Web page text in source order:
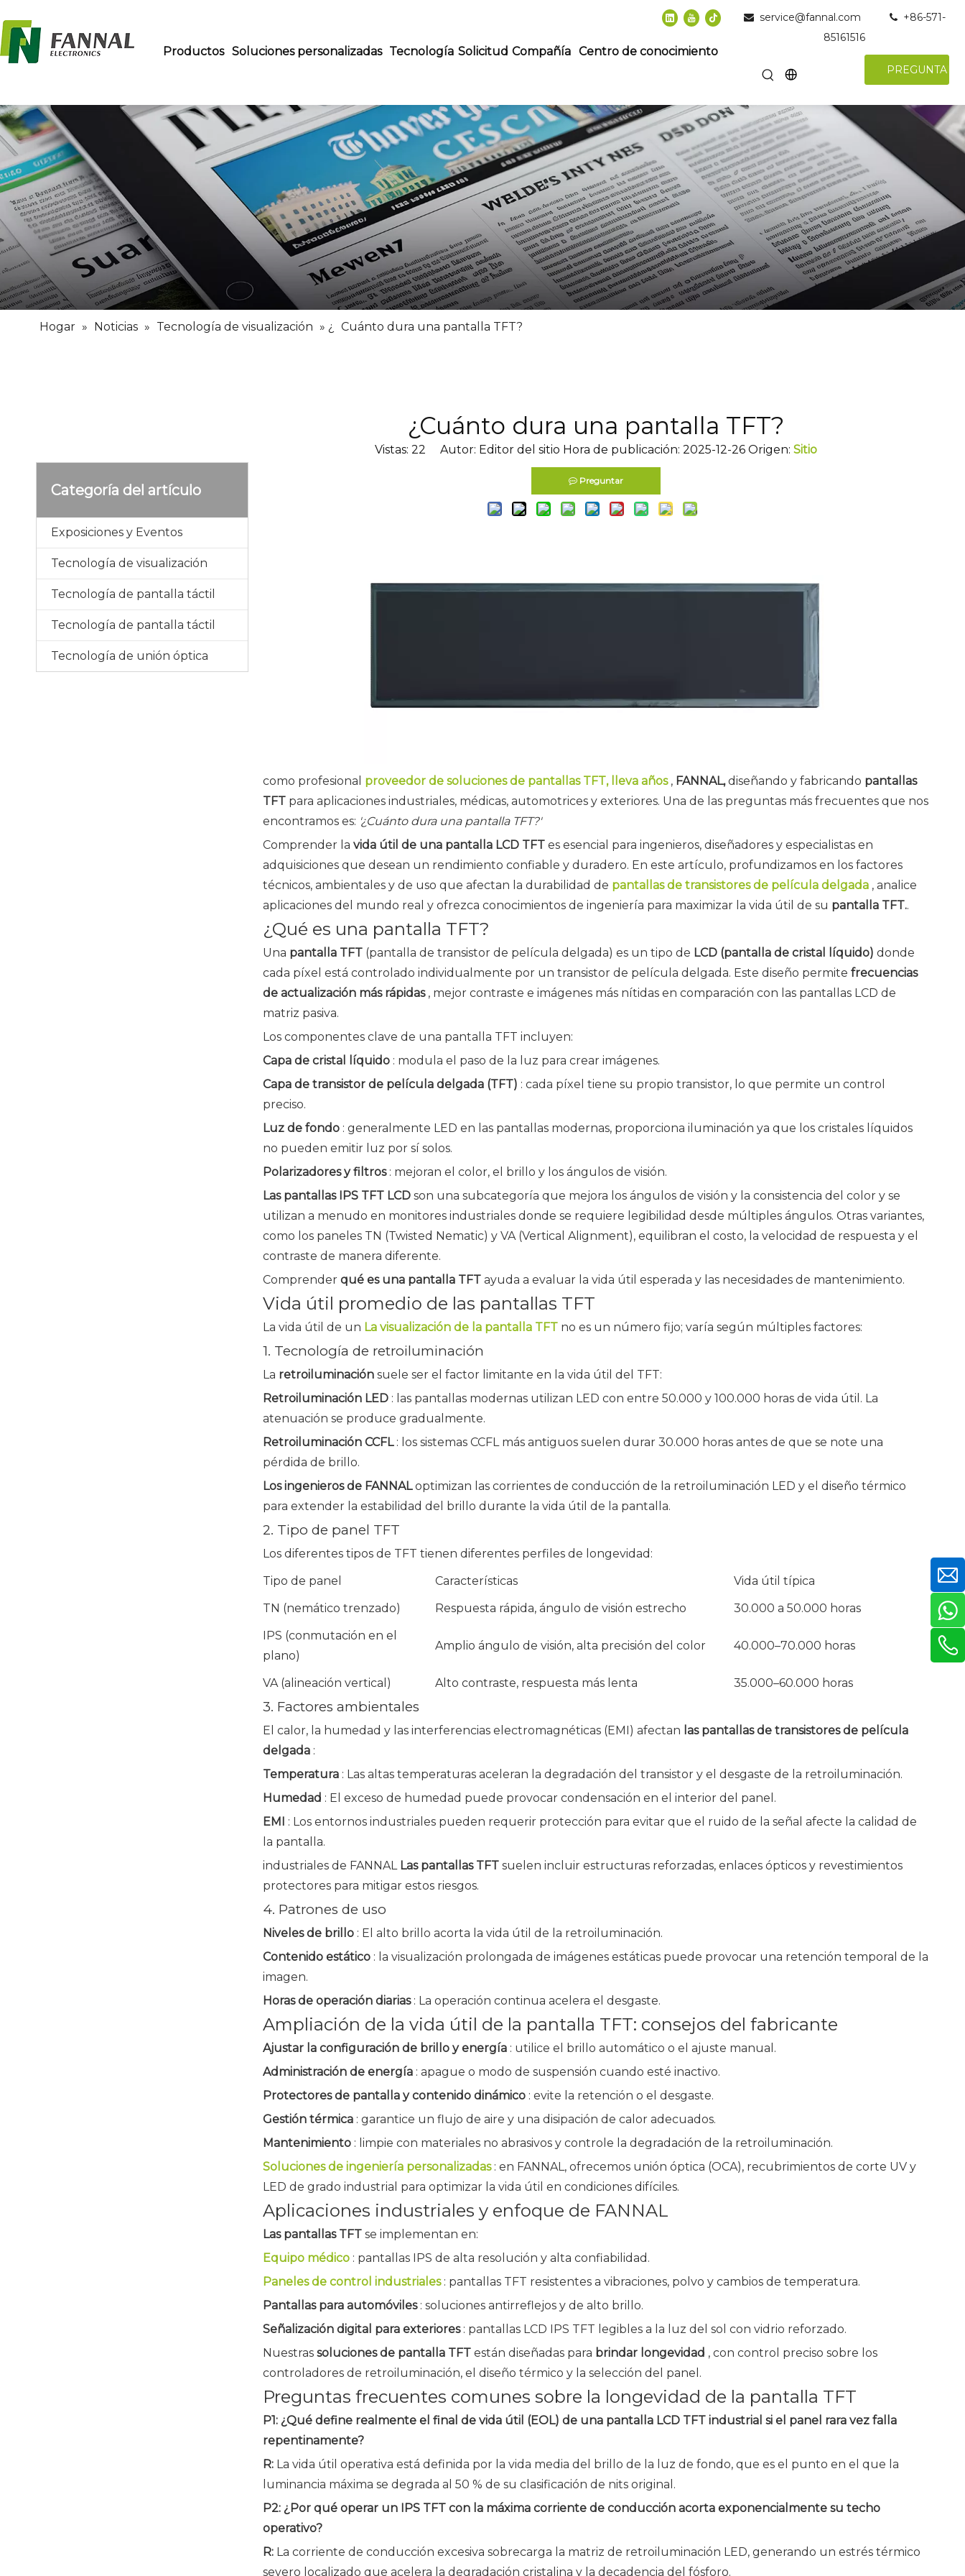
Productos Soluciones personalizadas Tecnología Solicitud Compañía Centro de conocimiento
 service@fannal.com +86-571-
85161516
PREGUNTAR
Hogar » Noticias » Tecnología de visualización » ¿ Cuánto dura una pantalla TFT?
Categoría del artículo
Exposiciones y Eventos
Tecnología de visualización
Tecnología de pantalla táctil
Tecnología de pantalla táctil
Tecnología de unión óptica
¿Cuánto dura una pantalla TFT?
Vistas: 22 Autor: Editor del sitio Hora de publicación: 2025-12-26 Origen: Sitio
Preguntar
como profesional proveedor de soluciones de pantallas TFT, lleva años , FANNAL,diseñando y fabricando pantallas
TFT para aplicaciones industriales, médicas, automotrices y exteriores. Una de las preguntas más frecuentes que nos
encontramos es: '¿Cuánto dura una pantalla TFT?'
Comprender la vida útil de una pantalla LCD TFT es esencial para ingenieros, diseñadores y especialistas en
adquisiciones que desean un rendimiento confiable y duradero. En este artículo, profundizamos en los factores
técnicos, ambientales y de uso que afectan la durabilidad de pantallas de transistores de película delgada , analice
aplicaciones del mundo real y ofrezca conocimientos de ingeniería para maximizar la vida útil de su pantalla TFT..
¿Qué es una pantalla TFT?
Una pantalla TFT (pantalla de transistor de película delgada) es un tipo de LCD (pantalla de cristal líquido) donde
cada píxel está controlado individualmente por un transistor de película delgada. Este diseño permite frecuencias
de actualización más rápidas , mejor contraste e imágenes más nítidas en comparación con las pantallas LCD de
matriz pasiva.
Los componentes clave de una pantalla TFT incluyen:
Capa de cristal líquido : modula el paso de la luz para crear imágenes.
Capa de transistor de película delgada (TFT) : cada píxel tiene su propio transistor, lo que permite un control
preciso.
Luz de fondo : generalmente LED en las pantallas modernas, proporciona iluminación ya que los cristales líquidos
no pueden emitir luz por sí solos.
Polarizadores y filtros : mejoran el color, el brillo y los ángulos de visión.
Las pantallas IPS TFT LCD son una subcategoría que mejora los ángulos de visión y la consistencia del color y se
utilizan a menudo en monitores industriales donde se requiere legibilidad desde múltiples ángulos. Otras variantes,
como los paneles TN (Twisted Nematic) y VA (Vertical Alignment), equilibran el costo, la velocidad de respuesta y el
contraste de manera diferente.
Comprender qué es una pantalla TFT ayuda a evaluar la vida útil esperada y las necesidades de mantenimiento.
Vida útil promedio de las pantallas TFT
La vida útil de un La visualización de la pantalla TFT no es un número fijo; varía según múltiples factores:
1. Tecnología de retroiluminación
La retroiluminación suele ser el factor limitante en la vida útil del TFT:
Retroiluminación LED : las pantallas modernas utilizan LED con entre 50.000 y 100.000 horas de vida útil. La
atenuación se produce gradualmente.
Retroiluminación CCFL : los sistemas CCFL más antiguos suelen durar 30.000 horas antes de que se note una
pérdida de brillo.
Los ingenieros de FANNALoptimizan las corrientes de conducción de la retroiluminación LED y el diseño térmico
para extender la estabilidad del brillo durante la vida útil de la pantalla.
2. Tipo de panel TFT
Los diferentes tipos de TFT tienen diferentes perfiles de longevidad:
Tipo de panel
Características
Vida útil típica
TN (nemático trenzado)
Respuesta rápida, ángulo de visión estrecho
30.000 a 50.000 horas
IPS (conmutación en el
plano)
Amplio ángulo de visión, alta precisión del color 40.000–70.000 horas
VA (alineación vertical) Alto contraste, respuesta más lenta 35.000–60.000 horas
3. Factores ambientales
El calor, la humedad y las interferencias electromagnéticas (EMI) afectan las pantallas de transistores de película
delgada :
Temperatura : Las altas temperaturas aceleran la degradación del transistor y el desgaste de la retroiluminación.
Humedad : El exceso de humedad puede provocar condensación en el interior del panel.
EMI : Los entornos industriales pueden requerir protección para evitar que el ruido de la señal afecte la calidad de
la pantalla.
industriales de FANNAL Las pantallas TFT suelen incluir estructuras reforzadas, enlaces ópticos y revestimientos
protectores para mitigar estos riesgos.
4. Patrones de uso
Niveles de brillo : El alto brillo acorta la vida útil de la retroiluminación.
Contenido estático : la visualización prolongada de imágenes estáticas puede provocar una retención temporal de la
imagen.
Horas de operación diarias : La operación continua acelera el desgaste.
Ampliación de la vida útil de la pantalla TFT: consejos del fabricante
Ajustar la configuración de brillo y energía : utilice el brillo automático o el ajuste manual.
Administración de energía : apague o modo de suspensión cuando esté inactivo.
Protectores de pantalla y contenido dinámico : evite la retención o el desgaste.
Gestión térmica : garantice un flujo de aire y una disipación de calor adecuados.
Mantenimiento : limpie con materiales no abrasivos y controle la degradación de la retroiluminación.
Soluciones de ingeniería personalizadas : en FANNAL, ofrecemos unión óptica (OCA), recubrimientos de corte UV y
LED de grado industrial para optimizar la vida útil en condiciones difíciles.
Aplicaciones industriales y enfoque de FANNAL
Las pantallas TFT se implementan en:
Equipo médico : pantallas IPS de alta resolución y alta confiabilidad.
Paneles de control industriales : pantallas TFT resistentes a vibraciones, polvo y cambios de temperatura.
Pantallas para automóviles : soluciones antirreflejos y de alto brillo.
Señalización digital para exteriores : pantallas LCD IPS TFT legibles a la luz del sol con vidrio reforzado.
Nuestras soluciones de pantalla TFT están diseñadas para brindar longevidad , con control preciso sobre los
controladores de retroiluminación, el diseño térmico y la selección del panel.
Preguntas frecuentes comunes sobre la longevidad de la pantalla TFT
P1: ¿Qué define realmente el final de vida útil (EOL) de una pantalla LCD TFT industrial si el panel rara vez falla
repentinamente?
R: La vida útil operativa está definida por la vida media del brillo de la luz de fondo, que es el punto en el que la
luminancia máxima se degrada al 50 % de su clasificación de nits original.
P2: ¿Por qué operar un IPS TFT con la máxima corriente de conducción acorta exponencialmente su techo
operativo?
R: La corriente de conducción excesiva sobrecarga la matriz de retroiluminación LED, generando un estrés térmico
severo localizado que acelera la degradación cristalina y la decadencia del fósforo.